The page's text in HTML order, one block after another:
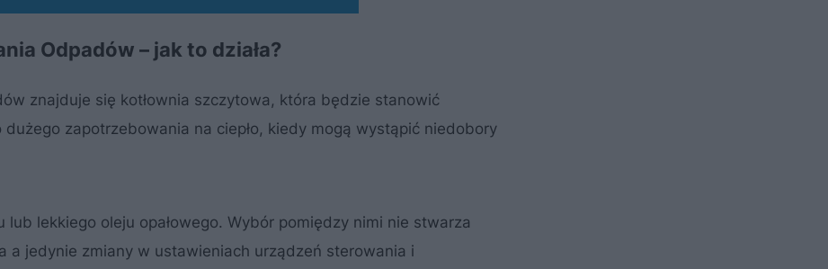
Odpadów – jak to działa?
znajduje się kotłownia szczytowa, która będzie stanowić
zapotrzebowania na ciepło, kiedy mogą wystąpić niedobory
lekkiego oleju opałowego. Wybór pomiędzy nimi nie stwarza
a jedynie zmiany w ustawieniach urządzeń sterowania i